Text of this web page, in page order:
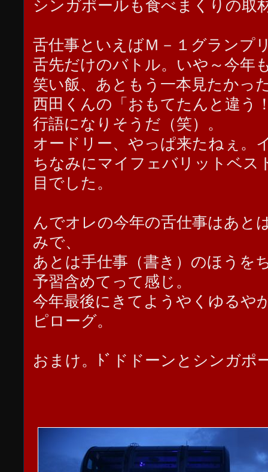
シンガポールも食べまくりの取
舌仕事といえばＭ－１グランプ
舌先だけのバトル。いや～今年
笑い飯、あともう一本見たかっ
西田くんの「おもてたんと違う
行語になりそうだ（笑）。
オードリー、やっぱ来たねぇ。
ちなみにマイフェバリットベス
目でした。
んでオレの今年の舌仕事はあと
みで、
あとは手仕事（書き）のほうを
予習含めてって感じ。
今年最後にきてようやくゆるや
ピローグ。
おまけ。ﾄﾞドドーンとシンガポ